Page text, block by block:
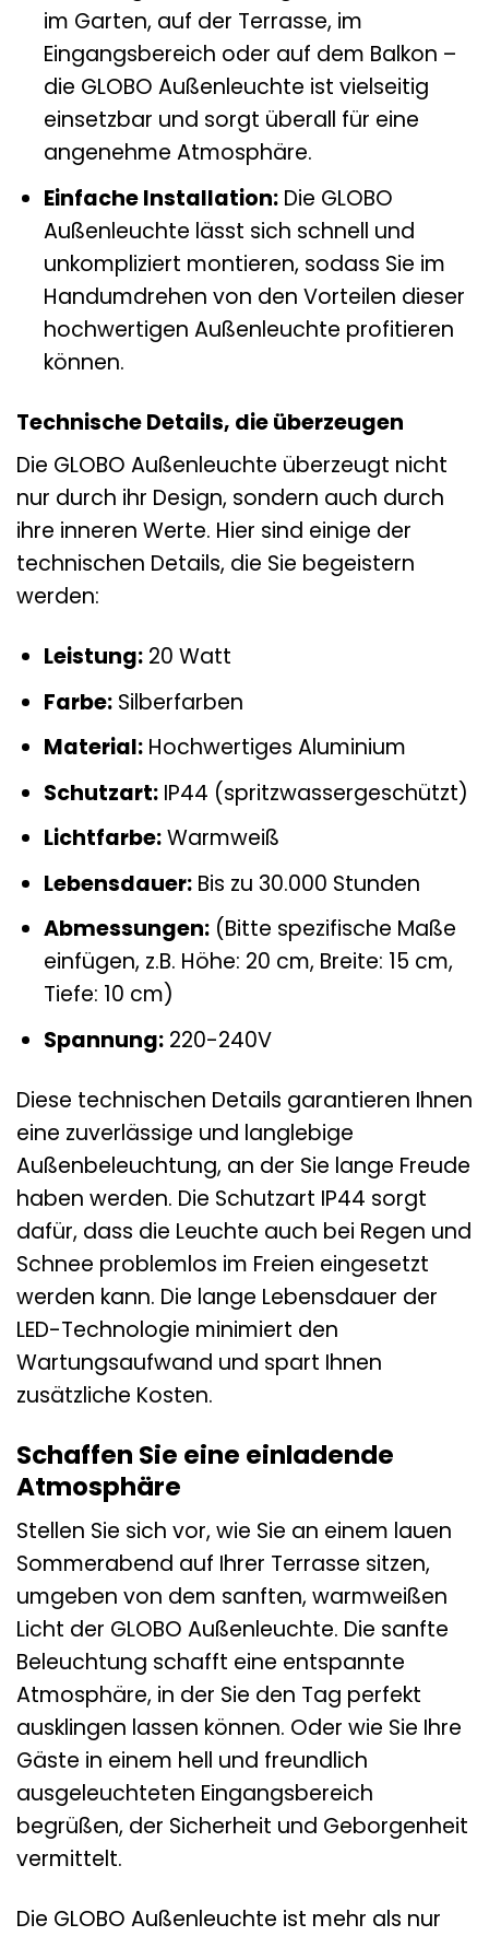
im Garten, auf der Terrasse, im
Eingangsbereich oder auf dem Balkon –
die GLOBO Außenleuchte ist vielseitig
einsetzbar und sorgt überall für eine
angenehme Atmosphäre.
Einfache Installation:Die GLOBO
Außenleuchte lässt sich schnell und
unkompliziert montieren, sodass Sie im
Handumdrehen von den Vorteilen dieser
hochwertigen Außenleuchte profitieren
können.
Technische Details, die überzeugen
Die GLOBO Außenleuchte überzeugt nicht
nur durch ihr Design, sondern auch durch
ihre inneren Werte. Hier sind einige der
technischen Details, die Sie begeistern
werden:
Leistung:20 Watt
Farbe:Silberfarben
Material:Hochwertiges Aluminium
Schutzart:IP44 (spritzwassergeschützt)
Lichtfarbe:Warmweiß
Lebensdauer:Bis zu 30.000 Stunden
Abmessungen:(Bitte spezifische Maße
einfügen, z.B. Höhe: 20 cm, Breite: 15 cm,
Tiefe: 10 cm)
Spannung:220-240V
Diese technischen Details garantieren Ihnen
eine zuverlässige und langlebige
Außenbeleuchtung, an der Sie lange Freude
haben werden. Die Schutzart IP44 sorgt
dafür, dass die Leuchte auch bei Regen und
Schnee problemlos im Freien eingesetzt
werden kann. Die lange Lebensdauer der
LED-Technologie minimiert den
Wartungsaufwand und spart Ihnen
zusätzliche Kosten.
Schaffen Sie eine einladende
Atmosphäre
Stellen Sie sich vor, wie Sie an einem lauen
Sommerabend auf Ihrer Terrasse sitzen,
umgeben von dem sanften, warmweißen
Licht der GLOBO Außenleuchte. Die sanfte
Beleuchtung schafft eine entspannte
Atmosphäre, in der Sie den Tag perfekt
ausklingen lassen können. Oder wie Sie Ihre
Gäste in einem hell und freundlich
ausgeleuchteten Eingangsbereich
begrüßen, der Sicherheit und Geborgenheit
vermittelt.
Die GLOBO Außenleuchte ist mehr als nur